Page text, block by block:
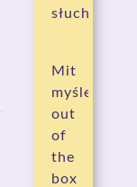
słuchają?
Mit
myślenia
out
of
the
box